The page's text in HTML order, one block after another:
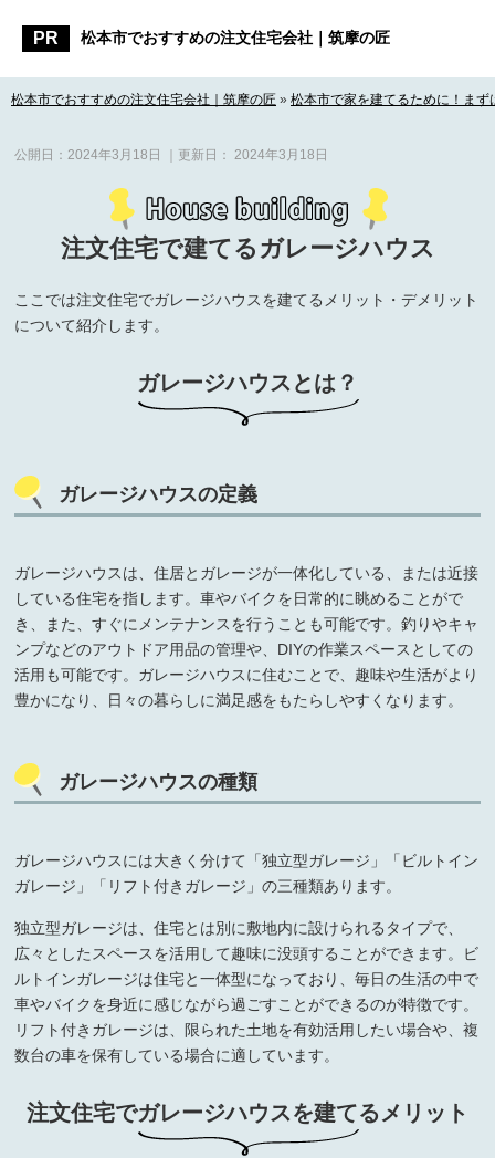
松本市でおすすめの注文住宅会社｜筑摩の匠
松本市でおすすめの注文住宅会社｜筑摩の匠 » 松本市で家を建てるために！ま
公開日：2024年3月18日 ｜更新日：2024年3月18日
注文住宅で建てるガレージハウス
ここでは注文住宅でガレージハウスを建てるメリット・デメリット
について紹介します。
ガレージハウスとは？
ガレージハウスの定義
ガレージハウスは、住居とガレージが一体化している、または近接
している住宅を指します。車やバイクを日常的に眺めることがで
き、また、すぐにメンテナンスを行うことも可能です。釣りやキャ
ンプなどのアウトドア用品の管理や、DIYの作業スペースとしての
活用も可能です。ガレージハウスに住むことで、趣味や生活がより
豊かになり、日々の暮らしに満足感をもたらしやすくなります。
ガレージハウスの種類
ガレージハウスには大きく分けて「独立型ガレージ」「ビルトイン
ガレージ」「リフト付きガレージ」の三種類あります。
独立型ガレージは、住宅とは別に敷地内に設けられるタイプで、
広々としたスペースを活用して趣味に没頭することができます。ビ
ルトインガレージは住宅と一体型になっており、毎日の生活の中で
車やバイクを身近に感じながら過ごすことができるのが特徴です。
リフト付きガレージは、限られた土地を有効活用したい場合や、複
数台の車を保有している場合に適しています。
注文住宅でガレージハウスを建てるメリット